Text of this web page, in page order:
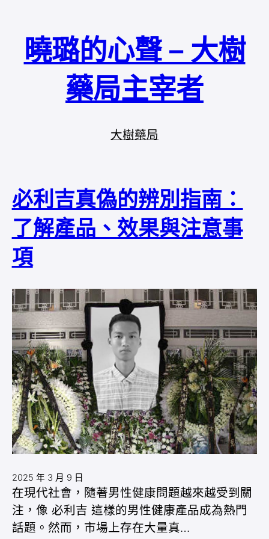
曉璐的心聲 – 大樹
藥局主宰者
大樹藥局
必利吉真偽的辨別指南：
了解產品、效果與注意事
項
2025 年 3 月 9 日
在現代社會，隨著男性健康問題越來越受到關
注，像 必利吉 這樣的男性健康產品成為熱門
話題。然而，市場上存在大量真…